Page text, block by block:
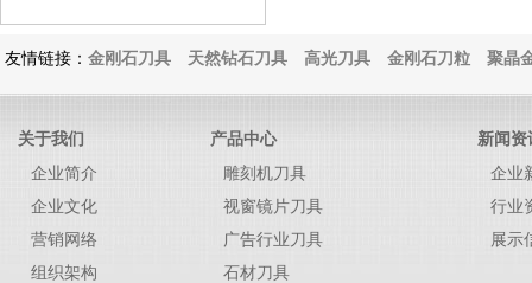
友情链接： 金刚石刀具 天然钻石刀具 高光刀具 金刚石刀粒 聚晶
关于我们 产品中心
新闻资
企业简介
企业文化
营销网络
组织架构
雕刻机刀具
视窗镜片刀具
广告行业刀具
石材刀具
企业
行业
展示